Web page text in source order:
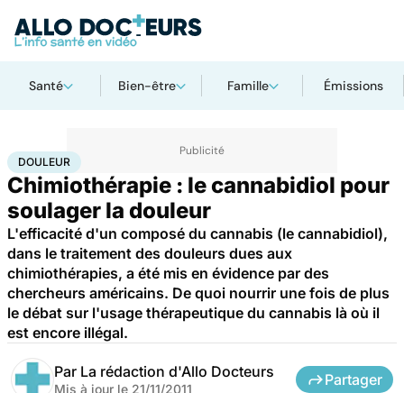
Santé Bien-être Famille Émissions
AccueilSanté Douleur
DOULEUR
Chimiothérapie : le cannabidiol pour
soulager la douleur
L'efficacité d'un composé du cannabis (le cannabidiol),
dans le traitement des douleurs dues aux
chimiothérapies, a été mis en évidence par des
chercheurs américains. De quoi nourrir une fois de plus
le débat sur l'usage thérapeutique du cannabis là où il
est encore illégal.
Par La rédaction d'Allo Docteurs
Mis à jour le 21/11/2011
Partager